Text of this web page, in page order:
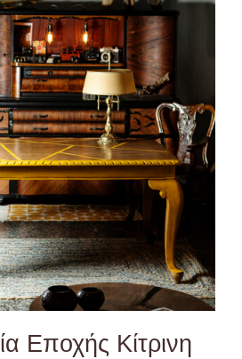
DETAILS
Εποχής Κίτρινη